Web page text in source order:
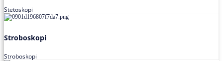
Stetoskopi
Stroboskopi
Stroboskopi